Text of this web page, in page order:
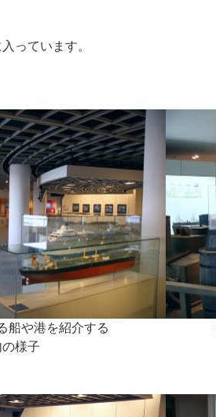
っています。
船や港を紹介する
様子